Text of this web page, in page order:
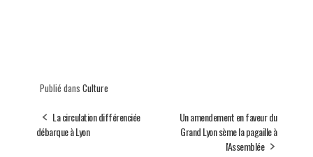
Publié dans Culture
La circulation différenciée
débarque à Lyon
Un amendement en faveur du
Grand Lyon sème la pagaille à
l'Assemblée